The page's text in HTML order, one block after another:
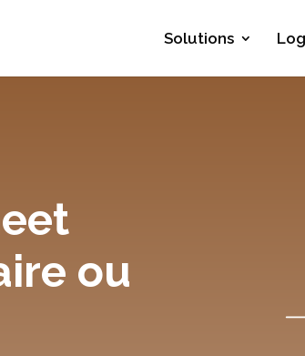
Solutions
ou